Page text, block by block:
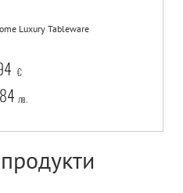
Luxury Tableware
€
лв.